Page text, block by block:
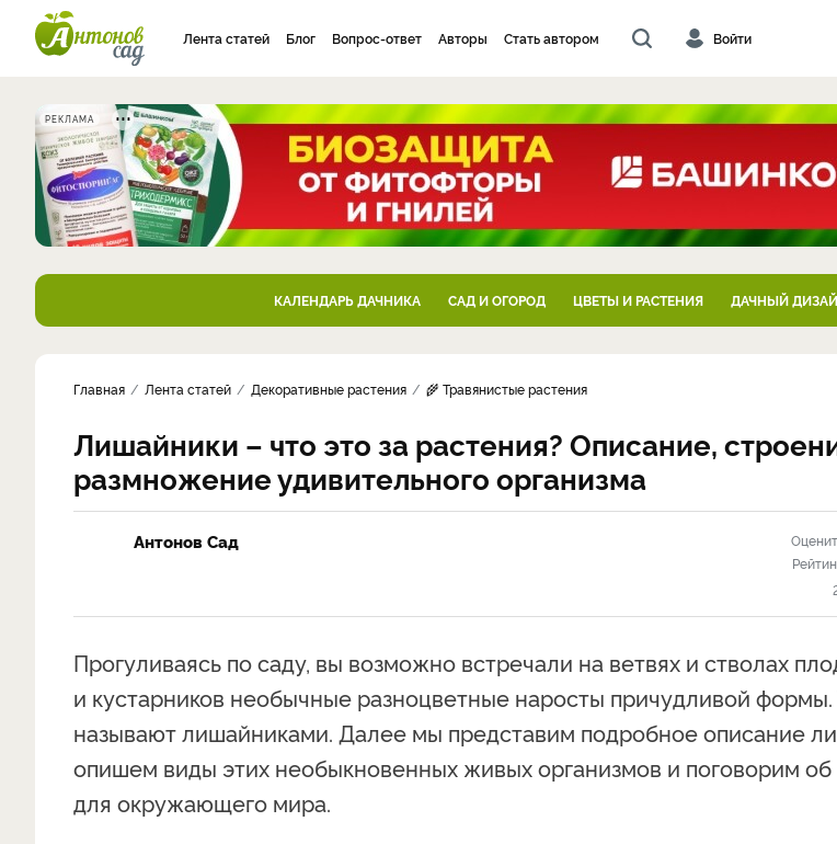
Лента статей Блог Вопрос-ответ Авторы Стать автором Войти
РЕКЛАМА
КАЛЕНДАРЬ ДАЧНИКА САД И ОГОРОД ЦВЕТЫ И РАСТЕНИЯ ДАЧНЫЙ
Главная Лента статей Декоративные растения 🌾 Травянистые растения
Лишайники – что это за растения? Описание,
размножение удивительного организма
Антонов Сад
Прогуливаясь по саду, вы возможно встречали на ветвях и стволах
и кустарников необычные разноцветные наросты причудливой формы.
называют лишайниками. Далее мы представим подробное описание
опишем виды этих необыкновенных живых организмов и поговорим об
для окружающего мира.